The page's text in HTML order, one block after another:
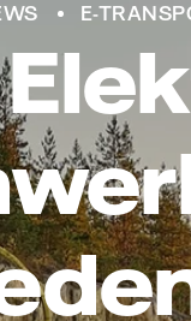
E-